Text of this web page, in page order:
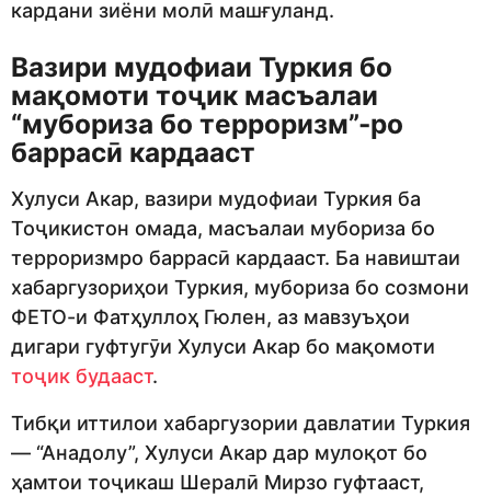
кардани зиёни молӣ машғуланд.
Вазири мудофиаи Туркия бо
мақомоти тоҷик масъалаи
“мубориза бо терроризм”-ро
баррасӣ кардааст
Хулуси Акар, вазири мудофиаи Туркия ба
Тоҷикистон омада, масъалаи мубориза бо
терроризмро баррасӣ кардааст. Ба навиштаи
хабаргузориҳои Туркия, мубориза бо созмони
ФЕТО-и Фатҳуллоҳ Гюлен, аз мавзуъҳои
дигари гуфтугӯи Хулуси Акар бо мақомоти
тоҷик будааст.
Тибқи иттилои хабаргузории давлатии Туркия
— “Анадолу”, Хулуси Акар дар мулоқот бо
ҳамтои тоҷикаш Шералӣ Мирзо гуфтааст,